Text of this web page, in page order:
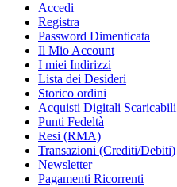
Accedi
Registra
Password Dimenticata
Il Mio Account
I miei Indirizzi
Lista dei Desideri
Storico ordini
Acquisti Digitali Scaricabili
Punti Fedeltà
Resi (RMA)
Transazioni (Crediti/Debiti)
Newsletter
Pagamenti Ricorrenti